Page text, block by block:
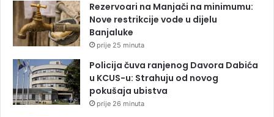
Rezervoari na Manjači na minimumu:
Nove restrikcije vode u dijelu
Banjaluke
prije 25 minuta
Policija čuva ranjenog Davora Dabića
u KCUS-u: Strahuju od novog
pokušaja ubistva
prije 26 minuta